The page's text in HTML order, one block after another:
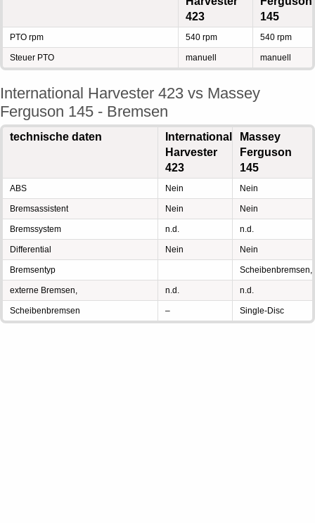
423
145
PTO rpm 540 rpm 540 rpm
Steuer PTO manuell manuell
International Harvester 423 vs Massey
Ferguson 145 - Bremsen
technische daten
International
Harvester
423
Massey
Ferguson
145
ABS Nein Nein
Bremsassistent Nein Nein
Bremssystem n.d. n.d.
Differential Nein Nein
Bremsentyp Scheibenbremsen,
externe Bremsen, n.d. n.d.
Scheibenbremsen – Single-Disc